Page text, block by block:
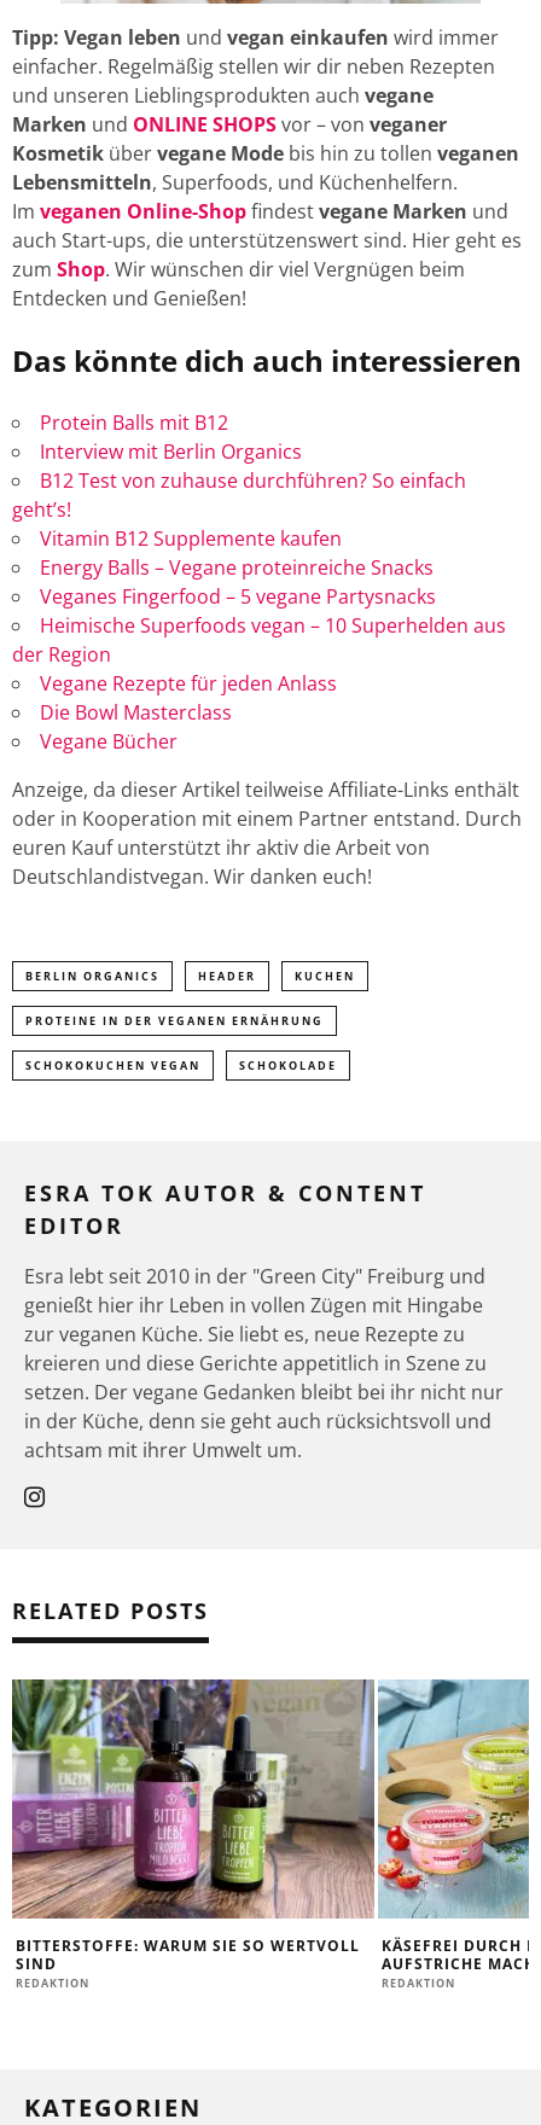
Tipp: Vegan leben und vegan einkaufen wird immer
einfacher. Regelmäßig stellen wir dir neben Rezepten
und unseren Lieblingsprodukten auch vegane
Marken und ONLINE SHOPSvor – von veganer
Kosmetik übervegane Mode bis hin zu tollen veganen
Lebensmitteln, Superfoods, und Küchenhelfern.
Im veganen Online-Shopfindestvegane Marken und
auch Start-ups, die unterstützenswert sind. Hier geht es
zum Shop. Wir wünschen dir viel Vergnügen beim
Entdecken und Genießen!
Das könnte dich auch interessieren
Protein Balls mit B12
Interview mit Berlin Organics
B12 Test von zuhause durchführen? So einfach
geht’s!
Vitamin B12 Supplemente kaufen
Energy Balls – Vegane proteinreiche Snacks
Veganes Fingerfood – 5 vegane Partysnacks
Heimische Superfoods vegan – 10 Superhelden aus
der Region
Vegane Rezepte für jeden Anlass
Die Bowl Masterclass
Vegane Bücher
Anzeige, da dieser Artikel teilweise Affiliate-Links enthält
oder in Kooperation mit einem Partner entstand. Durch
euren Kauf unterstützt ihr aktiv die Arbeit von
Deutschlandistvegan. Wir danken euch!
BERLIN ORGANICS HEADER KUCHEN
PROTEINE IN DER VEGANEN ERNÄHRUNG
SCHOKOKUCHEN VEGAN SCHOKOLADE
ESRA TOK AUTOR & CONTENT
EDITOR
Esra lebt seit 2010 in der "Green City" Freiburg und
genießt hier ihr Leben in vollen Zügen mit Hingabe
zur veganen Küche. Sie liebt es, neue Rezepte zu
kreieren und diese Gerichte appetitlich in Szene zu
setzen. Der vegane Gedanken bleibt bei ihr nicht nur
in der Küche, denn sie geht auch rücksichtsvoll und
achtsam mit ihrer Umwelt um.
RELATED POSTS
BITTERSTOFFE: WARUM SIE SO WERTVOLL
SIND
REDAKTION
KÄSEFREI DURCH
AUFSTRICHE
REDAKTION
KATEGORIEN